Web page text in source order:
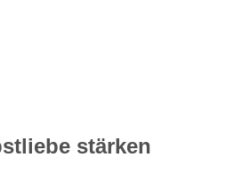
stärken